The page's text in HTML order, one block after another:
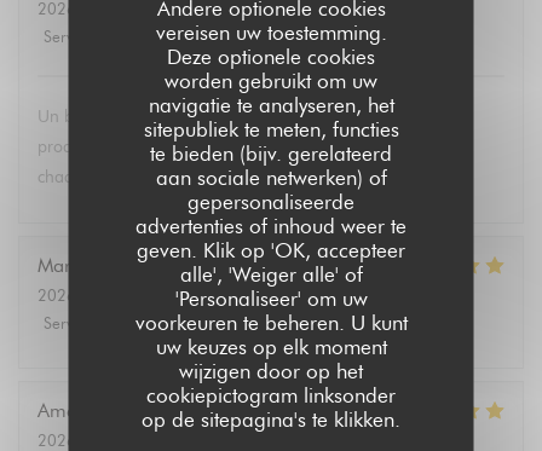
Andere optionele cookies
vereisen uw toestemming.
Deze optionele cookies
worden gebruikt om uw
navigatie te analyseren, het
sitepubliek te meten, functies
te bieden (bijv. gerelateerd
aan sociale netwerken) of
gepersonaliseerde
advertenties of inhoud weer te
geven. Klik op 'OK, accepteer
alle', 'Weiger alle' of
'Personaliseer' om uw
voorkeuren te beheren. U kunt
uw keuzes op elk moment
wijzigen door op het
cookiepictogram linksonder
op de sitepagina's te klikken.
2026-08-02
- 13:30 - Gasten 6
Service
Atmosfeer: 4/5 Keuken: 5/5 Kwaliteit / Prijs
Un brunch dominical excellent avec un buffet de qualité de
produits végétariens et bio. Tous les convives se régalent à
chaque fois.
Marie Christine D
2026-08-02
- 13:30 - Gasten 2
Service
Atmosfeer: 4/5 Keuken: 5/5 Kwaliteit / Prijs
Amélie
2026-08-01